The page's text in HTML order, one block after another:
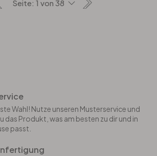
Wahl! Nutze unseren Musterservice und
das Produkt, was am besten zu dir und in
passt.